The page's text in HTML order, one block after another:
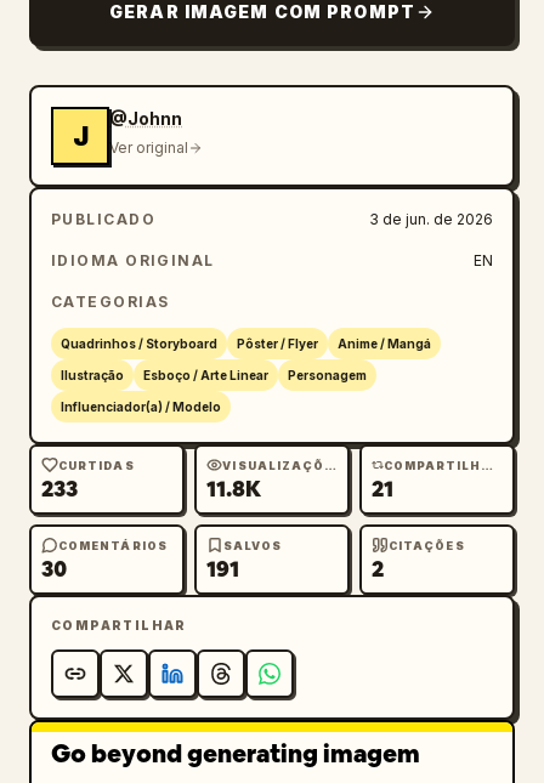
GERAR IMAGEM COM PROMPT
J
@Johnn
Ver original
PUBLICADO 3 de jun. de 2026
IDIOMA ORIGINAL EN
CATEGORIAS
Quadrinhos / Storyboard Pôster / Flyer Anime / Mangá
Ilustração Esboço / Arte Linear Personagem
Influenciador(a) / Modelo
CURTIDAS
233
VISUALIZAÇÕES
11.8K
COMPARTILHAMENTOS
21
COMENTÁRIOS
30
SALVOS
191
CITAÇÕES
2
COMPARTILHAR
Go beyond generating imagem